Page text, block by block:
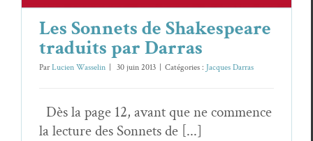
Les Sonnets de Shakespeare
traduits par Darras
ParLucien Wasselin | 30 juin 2013 | Catégories : Jacques Darras
Dès la page 12, avant que ne commence
la lecture des Sonnets de [...]